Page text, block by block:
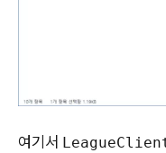
여기서